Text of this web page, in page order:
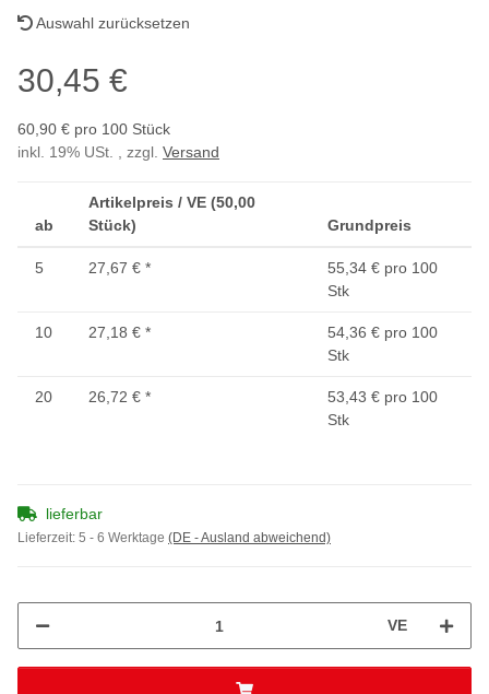
Auswahl zurücksetzen
30,45 €
60,90 € pro 100 Stück
inkl. 19% USt. , zzgl. Versand
ab
Artikelpreis / VE (50,00
Stück)
Grundpreis
5 27,67 € *
55,34 € pro 100
Stk
10 27,18 € *
54,36 € pro 100
Stk
20 26,72 € *
53,43 € pro 100
Stk
lieferbar
Lieferzeit: 5 - 6 Werktage (DE - Ausland abweichend)
VE